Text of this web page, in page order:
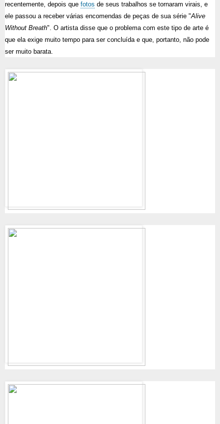
recentemente, depois que fotos de seus trabalhos se tornaram virais, e
ele passou a receber várias encomendas de peças de sua série "Alive
Without Breath". O artista disse que o problema com este tipo de arte é
que ela exige muito tempo para ser concluída e que, portanto, não pode
ser muito barata.